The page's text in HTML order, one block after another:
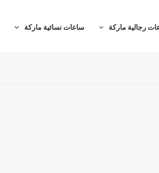
رجالية ماركة ساعات نسائية ماركة